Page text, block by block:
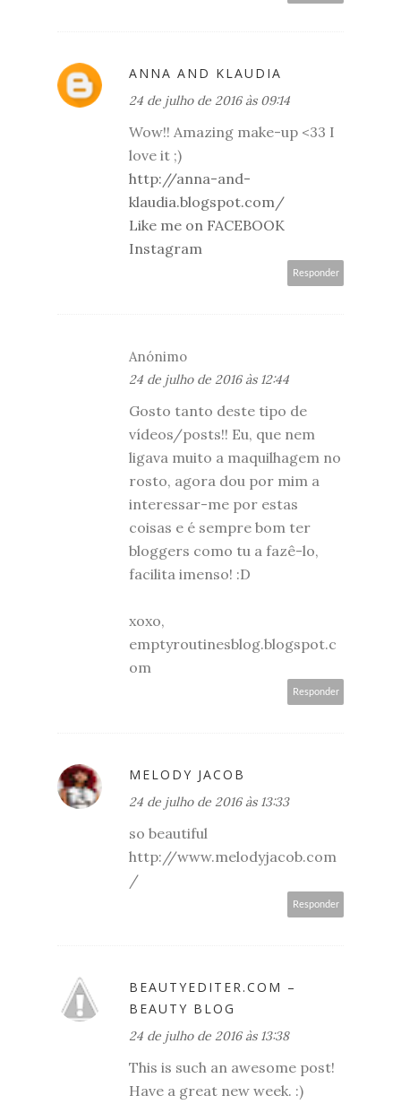
ANNA AND KLAUDIA
24 de julho de 2016 às 09:14
Wow!! Amazing make-up <33 I
love it ;)
http://anna-and-
klaudia.blogspot.com/
Like me on FACEBOOK
Instagram
Responder
Anónimo
24 de julho de 2016 às 12:44
Gosto tanto deste tipo de
vídeos/posts!! Eu, que nem
ligava muito a maquilhagem no
rosto, agora dou por mim a
interessar-me por estas
coisas e é sempre bom ter
bloggers como tu a fazê-lo,
facilita imenso! :D
xoxo,
emptyroutinesblog.blogspot.c
om
Responder
MELODY JACOB
24 de julho de 2016 às 13:33
so beautiful
http://www.melodyjacob.com
/
Responder
BEAUTYEDITER.COM –
BEAUTY BLOG
24 de julho de 2016 às 13:38
This is such an awesome post!
Have a great new week. :)